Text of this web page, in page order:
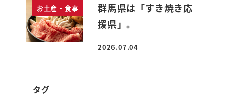
お土産・食事
群馬県は「すき焼き応
援県」。
投稿日
2026.07.04
タグ